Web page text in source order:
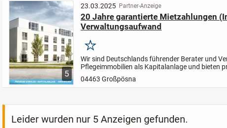
5
23.03.2025 Partner-Anzeige
20 Jahre garantierte Mietzahlungen
Verwaltungsaufwand
Merken
Wir sind Deutschlands führender Berater und
Pflegeimmobilien als Kapitalanlage und bieten
sicherste und passivste Anlageform.
04463 Großpösna
Leider wurden nur 5 Anzeigen gefunden.